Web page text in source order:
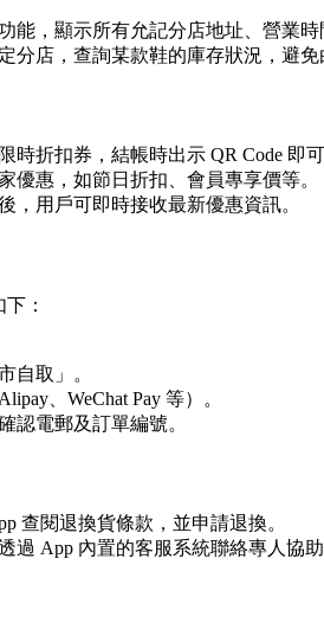
能，顯示所有允記分店地址、營業時
分店，查詢某款鞋的庫存狀況，避免
時折扣券，結帳時出示 QR Code 即可
優惠，如節日折扣、會員專享價等。
，用戶可即時接收最新優惠資訊。
：
自取」。
、WeChat Pay 等）。
認電郵及訂單編號。
查閱退換貨條款，並申請退換。
過 App 內置的客服系統聯絡專人協助